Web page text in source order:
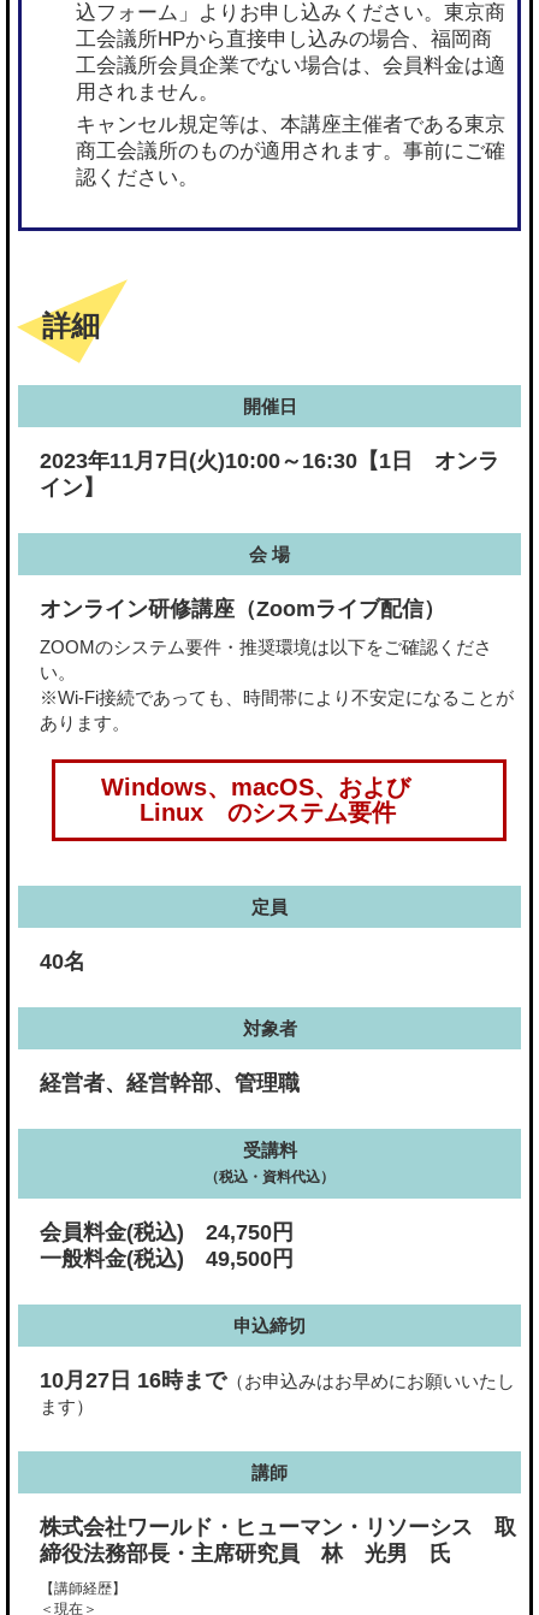
込フォーム」よりお申し込みください。東京商
工会議所HPから直接申し込みの場合、福岡商
工会議所会員企業でない場合は、会員料金は適
用されません。
キャンセル規定等は、本講座主催者である東京
商工会議所のものが適用されます。事前にご確
認ください。
詳細
開催日
2023年11月7日(火)10:00～16:30【1日 オンラ
イン】
会 場
オンライン研修講座（Zoomライブ配信）
ZOOMのシステム要件・推奨環境は以下をご確認くださ
い。
※Wi-Fi接続であっても、時間帯により不安定になることが
あります。
Windows、macOS、および
Linux のシステム要件
定員
40名
対象者
経営者、経営幹部、管理職
受講料
（税込・資料代込）
会員料金(税込) 24,750円
一般料金(税込) 49,500円
申込締切
10月27日 16時まで（お申込みはお早めにお願いいたし
ます）
講師
株式会社ワールド・ヒューマン・リソーシス 取
締役法務部長・主席研究員 林 光男 氏
【講師経歴】
＜現在＞